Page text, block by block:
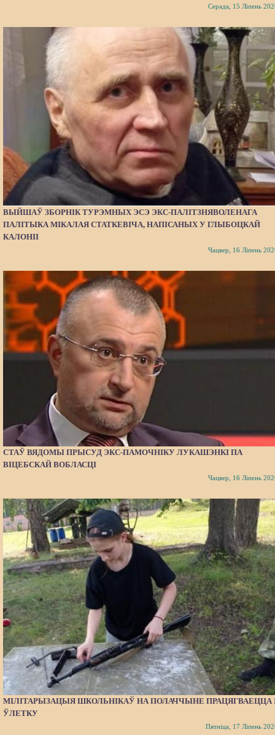
Серада, 15 Ліпень
ВЫЙШАЎ ЗБОРНІК ТУРЭМНЫХ ЭСЭ ЭКС-ПАЛІТЗНЯВОЛЕНАГА
ПАЛІТЫКА МІКАЛАЯ СТАТКЕВІЧА, НАПІСАНЫХ У ГЛЫБОЦКАЙ
КАЛОНІІ
Чацвер, 16 Ліпень
СТАЎ ВЯДОМЫ ПРЫСУД ЭКС-ПАМОЧНІКУ ЛУКАШЭНКІ ПА
ВІЦЕБСКАЙ ВОБЛАСЦІ
Чацвер, 16 Ліпень
МІЛІТАРЫЗАЦЫЯ ШКОЛЬНІКАЎ НА ПОЛАЧЧЫНЕ ПРАЦЯГВАЕЦЦА
ЎЛЕТКУ
Пятніца, 17 Ліпень